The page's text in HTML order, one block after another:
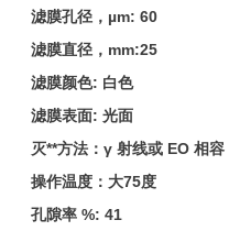
滤膜孔径，µm: 60
滤膜直径，mm:25
滤膜颜色: 白色
滤膜表面: 光面
灭**方法：γ 射线或 EO 相容
操作温度：大75度
孔隙率 %: 41